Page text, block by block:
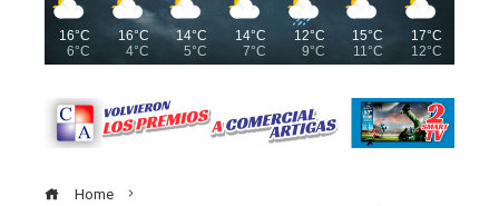
16°C
6°C
16°C
4°C
14°C
5°C
14°C
7°C
12°C
9°C
15°C
11°C
17°C
12°C
Home